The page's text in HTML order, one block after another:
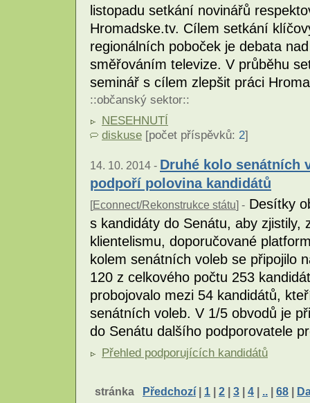
listopadu setkání novinářů
Hromadske.tv. Cílem setkání
regionálních poboček je debata
směřováním televize. V průběhu
seminář s cílem zlepšit práci
::občanský sektor::
NESEHNUTÍ
diskuse [počet příspěvků: 2]
14. 10. 2014 - Druhé kolo senátních
podpoří polovina kandidátů
[Econnect/Rekonstrukce státu] - Desítky
s kandidáty do Senátu, aby
klientelismu, doporučované
kolem senátních voleb se připojilo
120 z celkového počtu 253
probojovalo mezi 54 kandidátů,
senátních voleb. V 1/5 obvodů je
do Senátu dalšího podporovatele
Přehled podporujících kandidátů
stránka Předchozí| 1 | 2 | 3 | 4 | .. | 68 |